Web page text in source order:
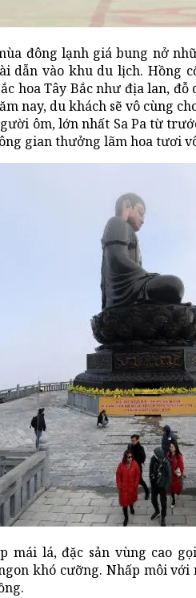
đông lạnh giá bung nở
dẫn vào khu du lịch. Hồng
hoa Tây Bắc như địa lan,
nay, du khách sẽ vô cùng
ôm, lớn nhất Sa Pa từ
gian thưởng lãm hoa tươi
mái lá, đặc sản vùng cao
khó cưỡng. Nhấp môi